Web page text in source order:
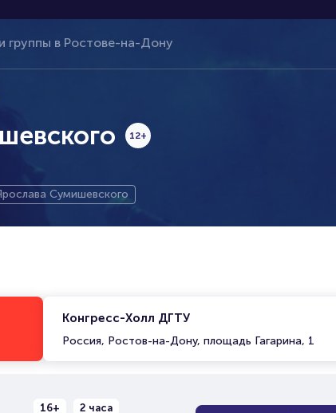
12+
Сумишевского
Конгресс-Холл ДГТУ
Россия, Ростов-на-Дону, площадь Гагарина, 1
16+
2 часа